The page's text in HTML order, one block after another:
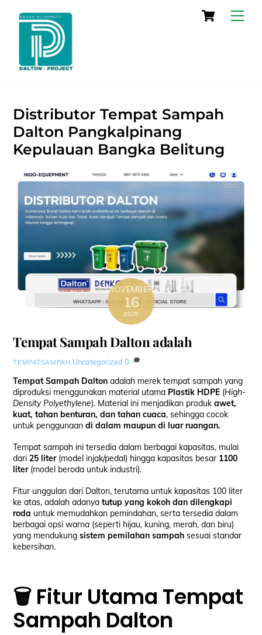
Cart
Distributor Tempat Sampah
Dalton Pangkalpinang
Kepulauan Bangka Belitung
NOVEMBER
16
2025
Tempat Sampah Dalton adalah
TEMPATSAMPAH Uncategorized 0
Tempat Sampah Dalton adalah merek tempat sampah yang
diproduksi menggunakan material utama Plastik HDPE (High-
Density Polyethylene). Material ini menjadikan produkawet,
kuat, tahan benturan, dan tahan cuaca, sehingga cocok
untuk penggunaandi dalam maupun di luar ruangan.
Tempat sampah ini tersedia dalam berbagai kapasitas, mulai
dari25 liter(model injak/pedal) hingga kapasitas besar 1100
liter(model beroda untuk industri).
Fitur unggulan dari Dalton, terutama untuk kapasitas 100 liter
ke atas, adalah adanyatutup yang kokoh dan dilengkapi
roda untuk memudahkan pemindahan, serta tersedia dalam
berbagai opsi warna (seperti hijau, kuning, merah, dan biru)
yang mendukungsistem pemilahan sampah sesuai standar
kebersihan.
🗑️ Fitur Utama Tempat
Sampah Dalton